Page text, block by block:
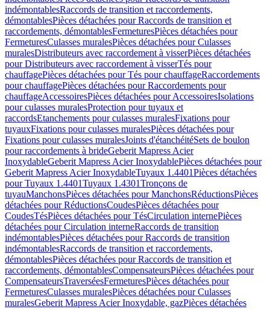
indémontablesRaccords de transition et raccordements,
démontablesPièces détachées pour Raccords de transition et
raccordements, démontablesFermeturesPièces détachées pour
FermeturesCulasses muralesPièces détachées pour Culasses
muralesDistributeurs avec raccordement à visserPièces détachées
pour Distributeurs avec raccordement à visserTés pour
chauffagePièces détachées pour Tés pour chauffageRaccordements
pour chauffagePièces détachées pour Raccordements pour
chauffageAccessoiresPièces détachées pour AccessoiresIsolations
pour culasses muralesProtection pour tuyaux et
raccordsEtanchements pour culasses muralesFixations pour
tuyauxFixations pour culasses muralesPièces détachées pour
Fixations pour culasses muralesJoints d'étanchéitéSets de boulon
pour raccordements à brideGeberit Mapress Acier
InoxydableGeberit Mapress Acier InoxydablePièces détachées pour
Geberit Mapress Acier InoxydableTuyaux 1.4401Pièces détachées
pour Tuyaux 1.4401Tuyaux 1.4301Tronçons de
tuyauManchonsPièces détachées pour ManchonsRéductionsPièces
détachées pour RéductionsCoudesPièces détachées pour
CoudesTésPièces détachées pour TésCirculation internePièces
détachées pour Circulation interneRaccords de transition
indémontablesPièces détachées pour Raccords de transition
indémontablesRaccords de transition et raccordements,
démontablesPièces détachées pour Raccords de transition et
raccordements, démontablesCompensateursPièces détachées pour
CompensateursTraverséesFermeturesPièces détachées pour
FermeturesCulasses muralesPièces détachées pour Culasses
muralesGeberit Mapress Acier Inoxydable, gazPièces détachées